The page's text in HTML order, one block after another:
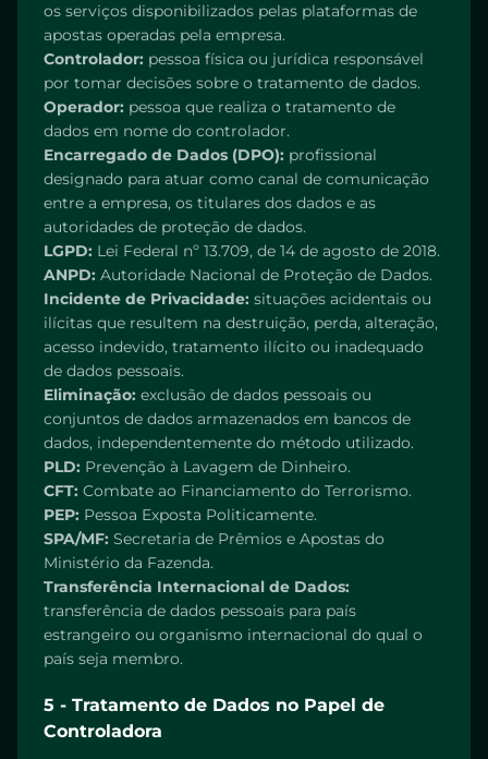
os serviços disponibilizados pelas plataformas de
apostas operadas pela empresa.
Controlador: pessoa física ou jurídica responsável
por tomar decisões sobre o tratamento de dados.
Operador: pessoa que realiza o tratamento de
dados em nome do controlador.
Encarregado de Dados (DPO): profissional
designado para atuar como canal de comunicação
entre a empresa, os titulares dos dados e as
autoridades de proteção de dados.
LGPD: Lei Federal nº 13.709, de 14 de agosto de 2018.
ANPD: Autoridade Nacional de Proteção de Dados.
Incidente de Privacidade: situações acidentais ou
ilícitas que resultem na destruição, perda, alteração,
acesso indevido, tratamento ilícito ou inadequado
de dados pessoais.
Eliminação: exclusão de dados pessoais ou
conjuntos de dados armazenados em bancos de
dados, independentemente do método utilizado.
PLD: Prevenção à Lavagem de Dinheiro.
CFT: Combate ao Financiamento do Terrorismo.
PEP: Pessoa Exposta Politicamente.
SPA/MF: Secretaria de Prêmios e Apostas do
Ministério da Fazenda.
Transferência Internacional de Dados:
transferência de dados pessoais para país
estrangeiro ou organismo internacional do qual o
país seja membro.
5 - Tratamento de Dados no Papel de
Controladora